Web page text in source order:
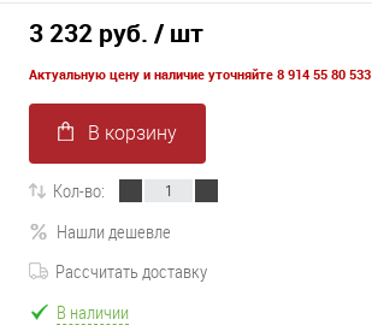
3 232 руб. / шт
Актуальную цену и наличие уточняйте 8 914 55 80 533
В корзину
Кол-во:
Нашли дешевле
Рассчитать доставку
В наличии